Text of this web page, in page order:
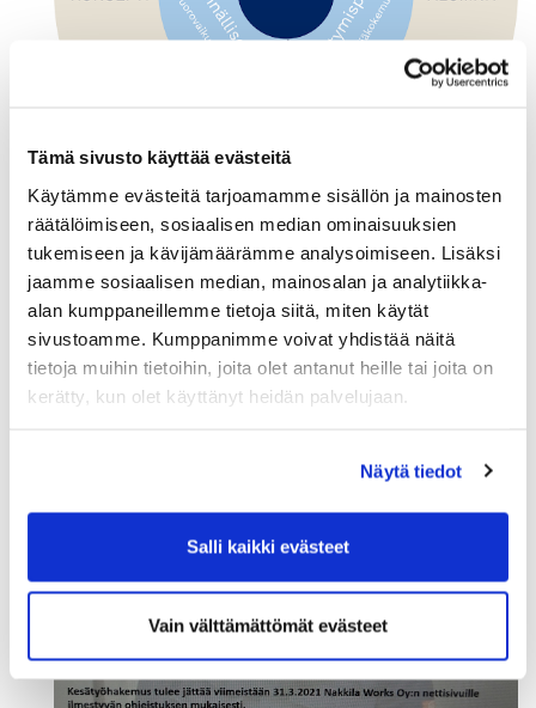
Tämä sivusto käyttää evästeitä
Käytämme evästeitä tarjoamamme sisällön ja mainosten
räätälöimiseen, sosiaalisen median ominaisuuksien
tukemiseen ja kävijämäärämme analysoimiseen. Lisäksi
jaamme sosiaalisen median, mainosalan ja analytiikka-
alan kumppaneillemme tietoja siitä, miten käytät
sivustoamme. Kumppanimme voivat yhdistää näitä
tietoja muihin tietoihin, joita olet antanut heille tai joita on
kerätty, kun olet käyttänyt heidän palvelujaan.
Näytä tiedot
Salli kaikki evästeet
Vain välttämättömät evästeet
Esimerkkejä